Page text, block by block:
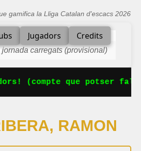
gamifica la Lliga Catalan d'escacs 2026
Jugadors Credits
carregats (provisional)
(compte que potser
RAMON